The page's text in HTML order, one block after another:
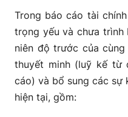
Trong báo cáo tài
trọng yếu và chưa
niên độ trước của
thuyết minh (luỹ kế từ
cáo) và bổ sung các sự
hiện tại, gồm: